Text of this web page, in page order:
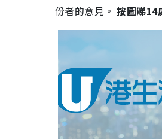
份者的意見。按圖睇14